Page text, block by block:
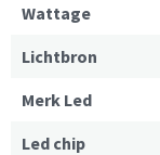
Wattage
Lichtbron
Merk Led
Led chip